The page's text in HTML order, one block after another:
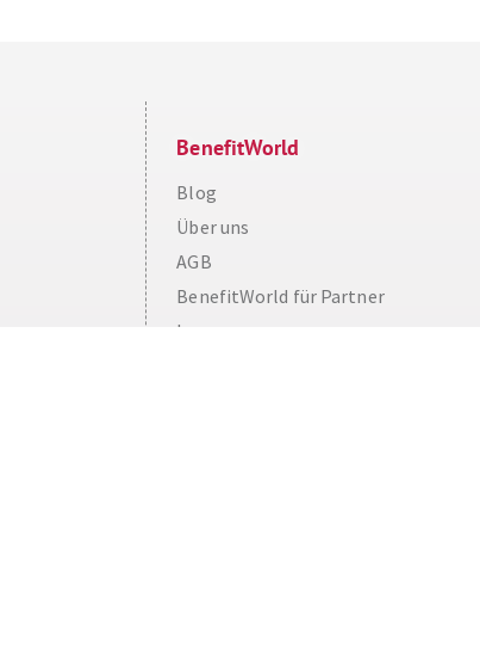
Cookie Consent plugin for the EU
BenefitWorld
Blog
Über uns
AGB
BenefitWorld für Partner
Impressum